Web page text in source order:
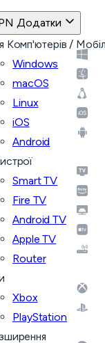
Додатки
Комп'ютерів /
Windows
macOS
Linux
iOS
Android
Smart TV
Fire TV
Android TV
Apple TV
Router
Xbox
PlayStation